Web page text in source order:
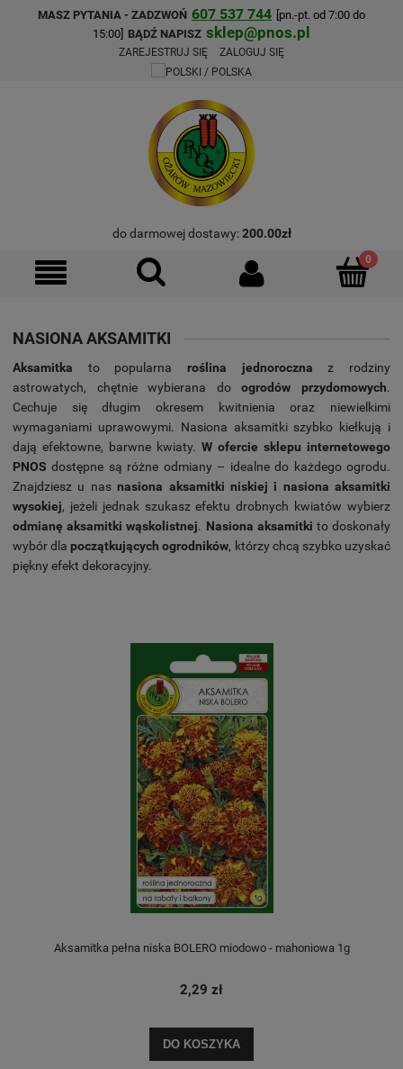
MASZ PYTANIA - ZADZWOŃ 607 537 744 [pn.-pt. od 7:00 do
15:00] BĄDŹ NAPISZ sklep@pnos.pl
ZAREJESTRUJ SIĘ ZALOGUJ SIĘ
do darmowej dostawy:200.00zł
NASIONA AKSAMITKI
Aksamitka to popularna roślina jednoroczna z rodziny
astrowatych, chętnie wybierana doogrodów przydomowych.
Cechuje się długim okresem kwitnienia oraz niewielkimi
wymaganiami uprawowymi. Nasiona aksamitki szybko kiełkują i
dają efektowne, barwne kwiaty. W ofercie sklepu internetowego
PNOS dostępne są różne odmiany – idealne do każdego ogrodu.
Znajdziesz u nasnasiona aksamitki niskiej i nasiona aksamitki
wysokiej, jeżeli jednak szukasz efektu drobnych kwiatów wybierz
odmianę aksamitki wąskolistnej. Nasiona aksamitki to doskonały
wybór dlapoczątkujących ogrodników, którzy chcą szybko uzyskać
piękny efekt dekoracyjny.
Aksamitka pełna niska BOLERO miodowo - mahoniowa 1g
2,29 zł
DO KOSZYKA